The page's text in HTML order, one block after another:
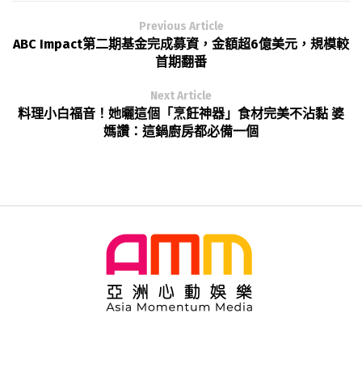
Previous Article
ABC Impact第二期基金完成募資，金額超6億美元，規模較
首期翻番
Next Article
料理小白福音！她曬這個「烹飪神器」食材完美不沾黏 婆
媽讚：這鍋廚房都必備一個